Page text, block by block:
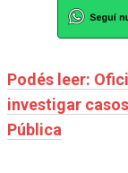
Podés leer:
investigar
Pública